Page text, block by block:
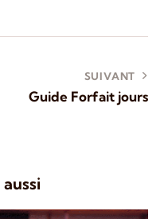
SUIVANT
Guide Forfait jours